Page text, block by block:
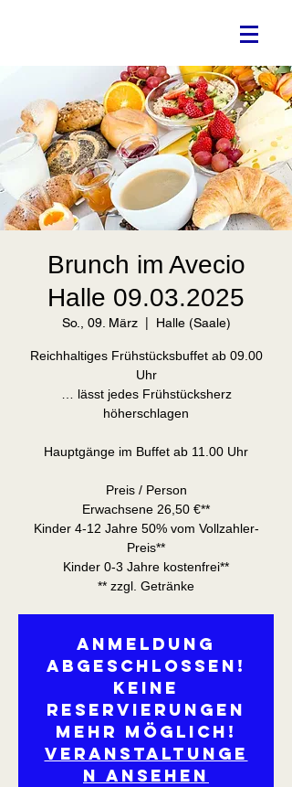
Brunch im Avecio
Halle 09.03.2025
So., 09. März
  |
Halle (Saale)
Reichhaltiges Frühstücksbuffet ab 09.00
Uhr
… lässt jedes Frühstücksherz
höherschlagen
Hauptgänge im Buffet ab 11.00 Uhr
Preis / Person
Erwachsene 26,50 €**
Kinder 4-12 Jahre 50% vom Vollzahler-
Preis**
Kinder 0-3 Jahre kostenfrei**
** zzgl. Getränke
Anmeldung
abgeschlossen!
Keine
Reservierungen
mehr möglich!
Veranstaltunge
n ansehen